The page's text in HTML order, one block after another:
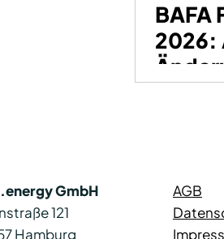
BAFA
2026:
GmbH
121
Hamburg
AGB